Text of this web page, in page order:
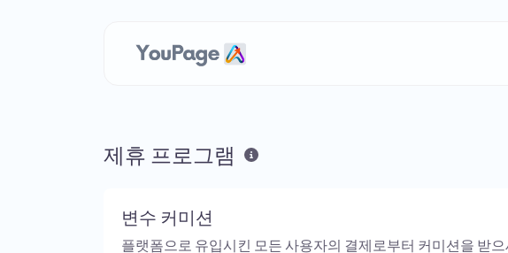
제휴 프로그램
변수 커미션
플랫폼으로 유입시킨 모든 사용자의 결제로부터 커미션을 받